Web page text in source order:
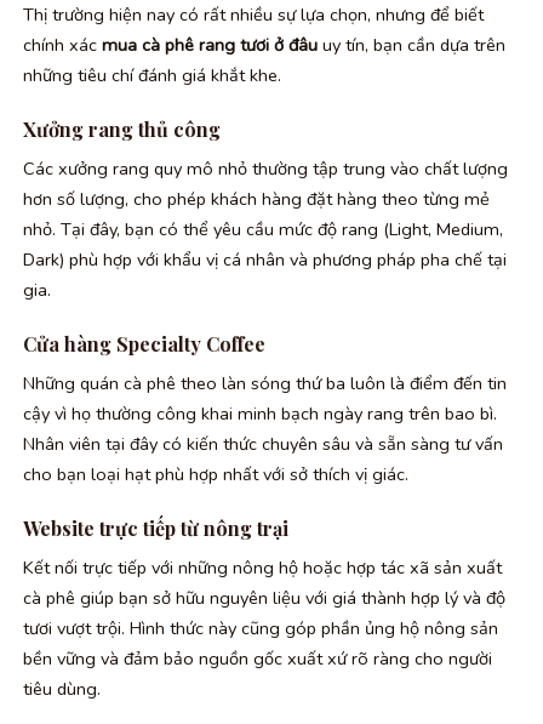
Thị trường hiện nay có rất nhiều sự lựa chọn, nhưng để biết
chính xác mua cà phê rang tươi ở đâu uy tín, bạn cần dựa trên
những tiêu chí đánh giá khắt khe.
Xưởng rang thủ công
Các xưởng rang quy mô nhỏ thường tập trung vào chất lượng
hơn số lượng, cho phép khách hàng đặt hàng theo từng mẻ
nhỏ. Tại đây, bạn có thể yêu cầu mức độ rang (Light, Medium,
Dark) phù hợp với khẩu vị cá nhân và phương pháp pha chế tại
gia.
Cửa hàng Specialty Coffee
Những quán cà phê theo làn sóng thứ ba luôn là điểm đến tin
cậy vì họ thường công khai minh bạch ngày rang trên bao bì.
Nhân viên tại đây có kiến thức chuyên sâu và sẵn sàng tư vấn
cho bạn loại hạt phù hợp nhất với sở thích vị giác.
Website trực tiếp từ nông trại
Kết nối trực tiếp với những nông hộ hoặc hợp tác xã sản xuất
cà phê giúp bạn sở hữu nguyên liệu với giá thành hợp lý và độ
tươi vượt trội. Hình thức này cũng góp phần ủng hộ nông sản
bền vững và đảm bảo nguồn gốc xuất xứ rõ ràng cho người
tiêu dùng.